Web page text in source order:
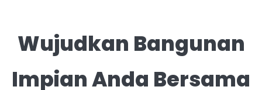
Wujudkan Bangunan
Impian Anda Bersama